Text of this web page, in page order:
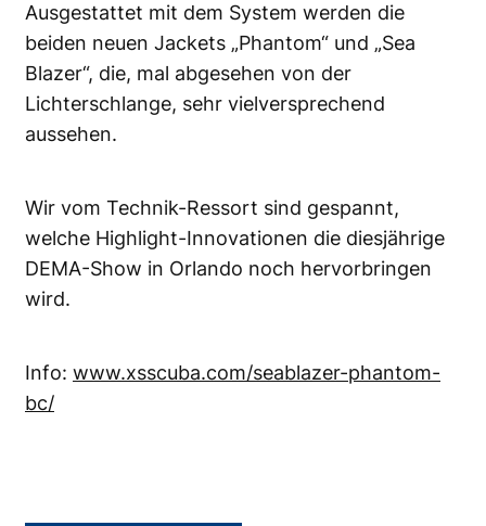
Ausgestattet mit dem System werden die
beiden neuen Jackets „Phantom“ und „Sea
Blazer“, die, mal abgesehen von der
Lichterschlange, sehr vielversprechend
aussehen.
Wir vom Technik-Ressort sind gespannt,
welche Highlight-Innovationen die diesjährige
DEMA-Show in Orlando noch hervorbringen
wird.
Info: www.xsscuba.com/seablazer-phantom-
bc/